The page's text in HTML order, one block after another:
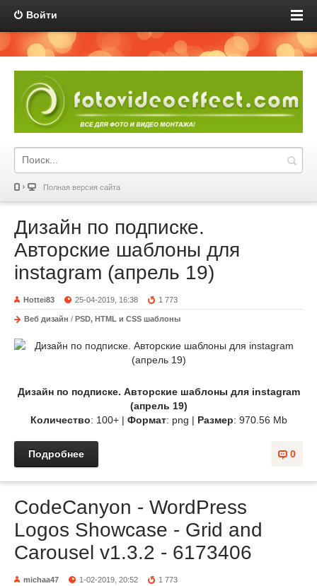
Войти
Полная версия сайта
Дизайн по подписке.
Авторские шаблоны для
instagram (апрель 19)
Hottei83 25-04-2019, 16:38 1 773
Веб дизайн / PSD, HTML и CSS шаблоны
Дизайн по подписке. Авторские шаблоны для instagram
(апрель 19)
Количество: 100+ | Формат: png | Размер: 970.56 Mb
0
Подробнее
CodeCanyon - WordPress
Logos Showcase - Grid and
Carousel v1.3.2 - 6173406
michaa47 1-02-2019, 20:52 1 773